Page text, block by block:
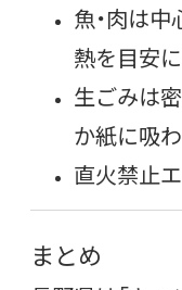
魚・肉は
熱を目安に
生ごみは
か紙に吸
直火禁止
まとめ